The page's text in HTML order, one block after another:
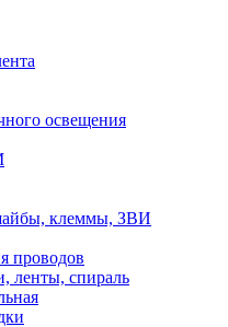
освещения
клеммы, ЗВИ
проводов
ленты, спираль